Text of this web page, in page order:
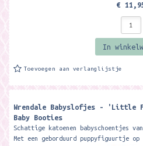
€
In
Toevoegen aan verlanglijstje
Wrendale Babyslofjes - 'Little
Baby Booties
Schattige katoenen babyschoentjes
Met een geborduurd puppyfiguurtje